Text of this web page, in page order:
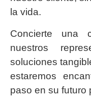
la vida.
Concierte una
nuestros
soluciones
estaremos
paso en su futuro